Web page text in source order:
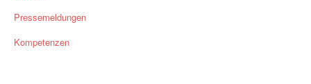
Pressemeldungen
Kompetenzen